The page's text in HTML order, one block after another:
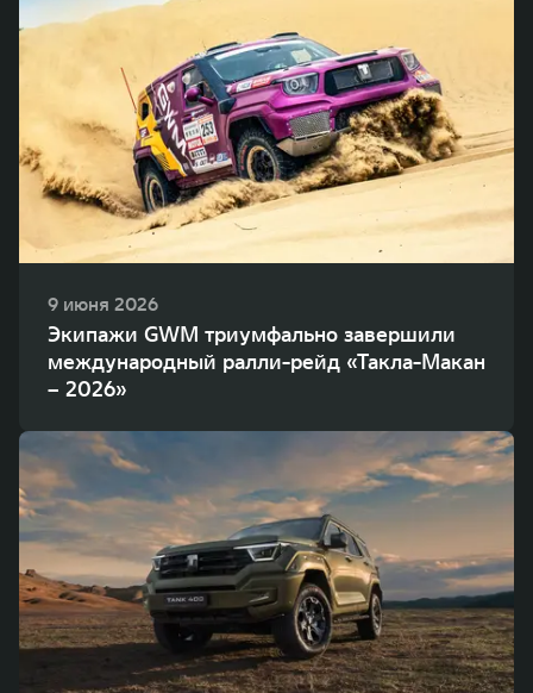
9 июня 2026
Экипажи GWM триумфально завершили
международный ралли-рейд «Такла-Макан
– 2026»